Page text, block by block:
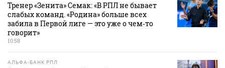
Тренер «Зенита» Семак: «В РПЛ не бывает
слабых команд. «Родина» больше всех
забила в Первой лиге — это уже о чем‑то
говорит»
10:58
АЛЬФА-БАНК РПЛ